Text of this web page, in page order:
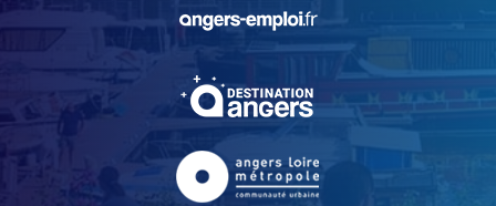
, Ouvre une nouvelle
, Ouvre une nouvelle